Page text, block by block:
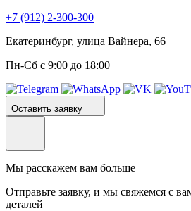
+7 (912) 2-300-300
Екатеринбург, улица Вайнера, 66
Пн-Сб с 9:00 до 18:00
Оставить заявку
Мы расскажем вам больше
Отправьте заявку, и мы свяжемся с
деталей